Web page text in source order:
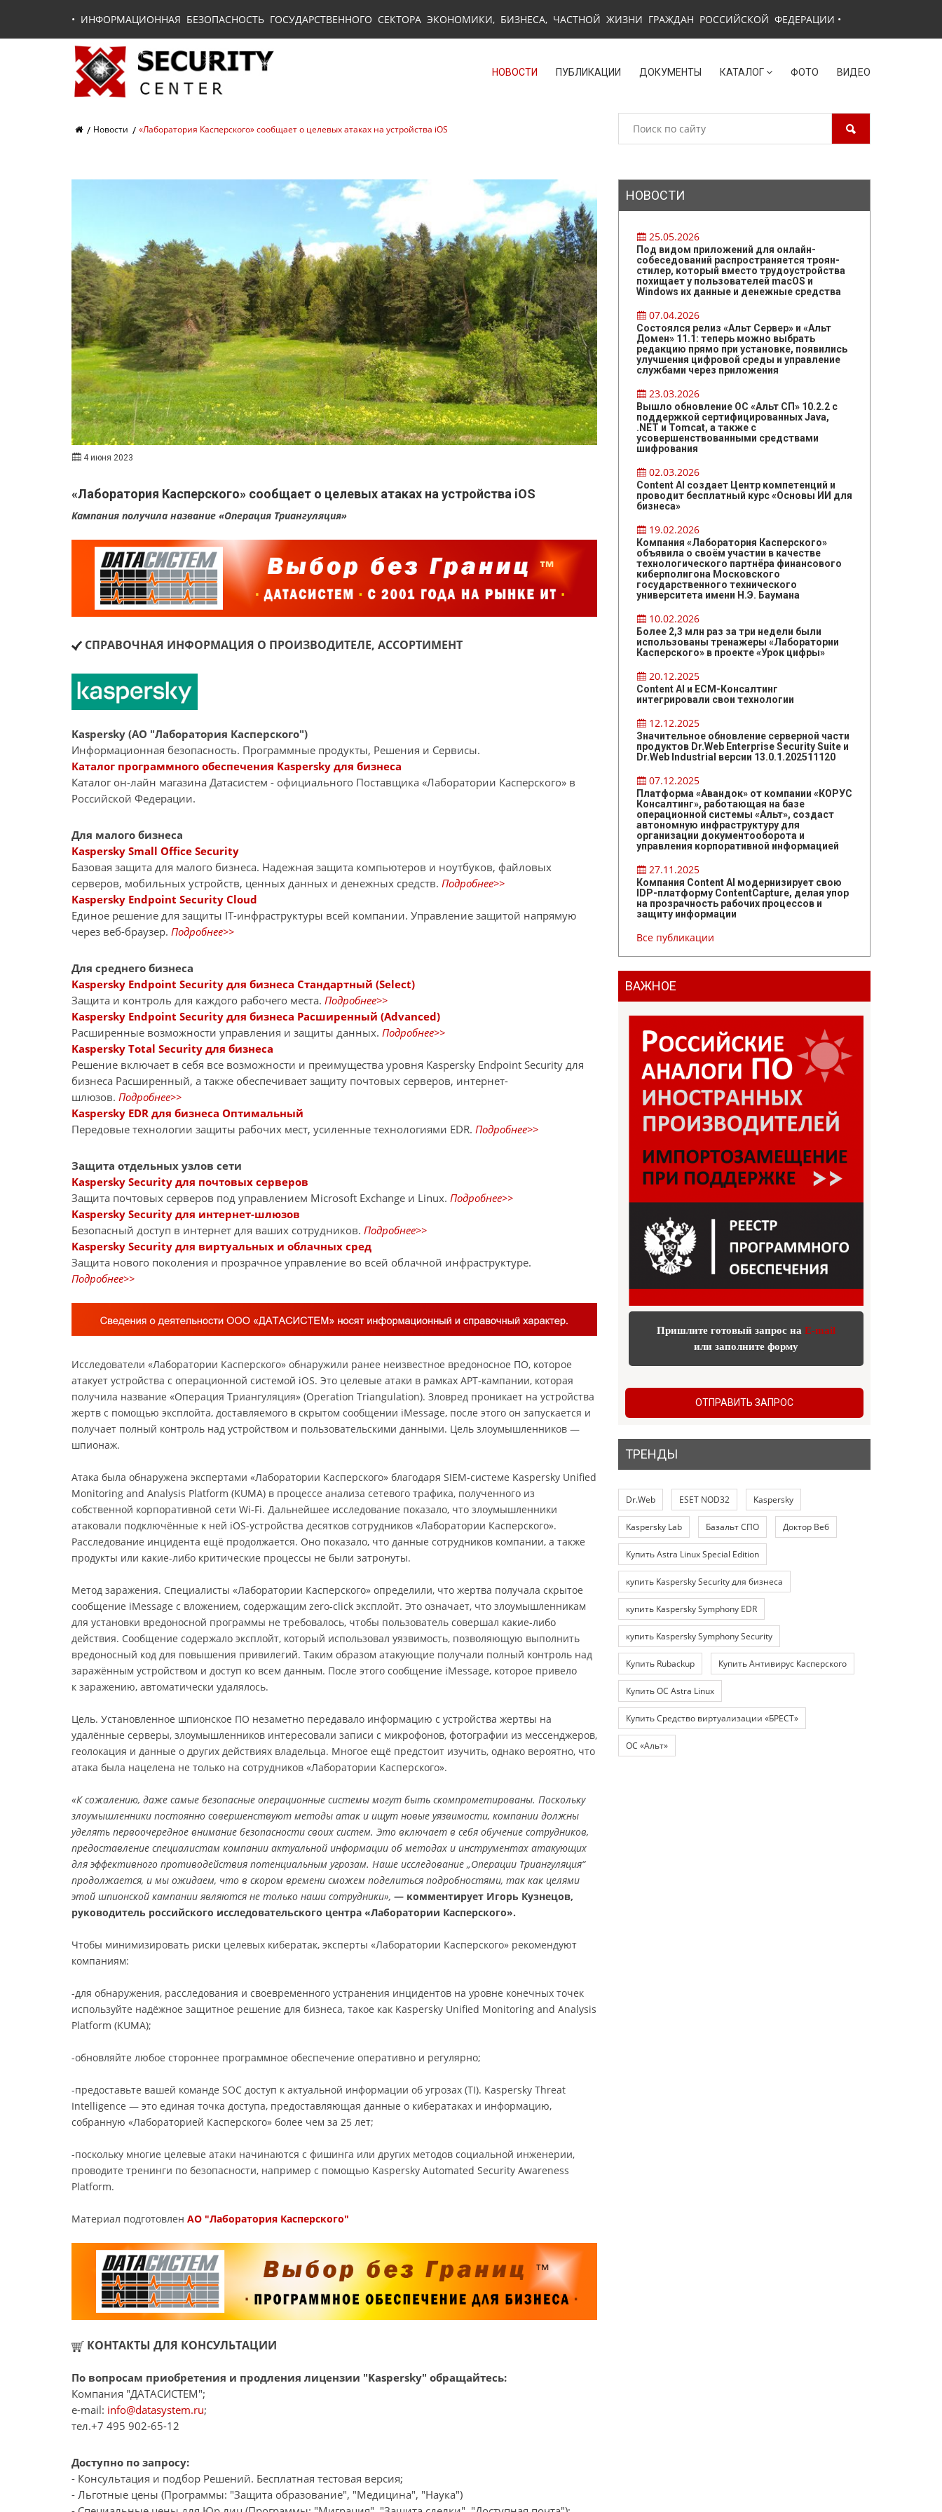
• ИНФОРМАЦИОННАЯ БЕЗОПАСНОСТЬ ГОСУДАРСТВЕННОГО СЕКТОРА ЭКОНОМИКИ, БИЗНЕСА, ЧАСТНОЙ ЖИЗНИ ГРАЖДАН РОССИЙСКОЙ ФЕДЕРАЦИИ •
НОВОСТИ ПУБЛИКАЦИИ ДОКУМЕНТЫ КАТАЛОГ ФОТО ВИДЕО
Новости «Лаборатория Касперского» сообщает о целевых атаках на устройства iOS
4 июня 2023
«Лаборатория Касперского» сообщает о целевых атаках на устройства iOS
Кампания получила название «Операция Триангуляция»
СПРАВОЧНАЯ ИНФОРМАЦИЯ О ПРОИЗВОДИТЕЛЕ, АССОРТИМЕНТ
Kaspersky (АО "Лаборатория Касперского")
Информационная безопасность. Программные продукты, Решения и Сервисы.
Каталог программного обеспечения Kaspersky для бизнеса
Каталог он-лайн магазина Датасиcтем - официального Поставщика «Лаборатории Касперского» в
Российской Федерации.
Для малого бизнеса
Kaspersky Small Office Security
Базовая защита для малого бизнеса. Надежная защита компьютеров и ноутбуков, файловых
серверов, мобильных устройств, ценных данных и денежных средств. Подробнее>>
Kaspersky Endpoint Security Cloud
Единое решение для защиты IT-инфраструктуры всей компании. Управление защитой напрямую
через веб-браузер. Подробнее>>
Для среднего бизнеса
Kaspersky Endpoint Security для бизнеса Стандартный (Select)
Защита и контроль для каждого рабочего места. Подробнее>>
Kaspersky Endpoint Security для бизнеса Расширенный (Advanced)
Расширенные возможности управления и защиты данных. Подробнее>>
Kaspersky Total Security для бизнеса
Решение включает в себя все возможности и преимущества уровня Kaspersky Endpoint Security для
бизнеса Расширенный, а также обеспечивает защиту почтовых серверов, интернет-
шлюзов. Подробнее>>
Kaspersky EDR для бизнеса Оптимальный
Передовые технологии защиты рабочих мест, усиленные технологиями EDR. Подробнее>>
Защита отдельных узлов сети
Kaspersky Security для почтовых серверов
Защита почтовых серверов под управлением Microsoft Exchange и Linux. Подробнее>>
Kaspersky Security для интернет-шлюзов
Безопасный доступ в интернет для ваших сотрудников. Подробнее>>
Kaspersky Security для виртуальных и облачных сред
Защита нового поколения и прозрачное управление во всей облачной инфраструктуре.
Подробнее>>
Исследователи «Лаборатории Касперского» обнаружили ранее неизвестное вредоносное ПО, которое
атакует устройства с операционной системой iOS. Это целевые атаки в рамках APT-кампании, которая
получила название «Операция Триангуляция» (Operation Triangulation). Зловред проникает на устройства
жертв с помощью эксплойта, доставляемого в скрытом сообщении iMessage, после этого он запускается и
получает полный контроль над устройством и пользовательскими данными. Цель злоумышленников —
шпионаж.
Атака была обнаружена экспертами «Лаборатории Касперского» благодаря SIEM-системе Kaspersky Unified
Monitoring and Analysis Platform (KUMA) в процессе анализа сетевого трафика, полученного из
собственной корпоративной сети Wi-Fi. Дальнейшее исследование показало, что злоумышленники
атаковали подключённые к ней iOS-устройства десятков сотрудников «Лаборатории Касперского».
Расследование инцидента ещё продолжается. Оно показало, что данные сотрудников компании, а также
продукты или какие-либо критические процессы не были затронуты.
Метод заражения. Специалисты «Лаборатории Касперского» определили, что жертва получала скрытое
сообщение iMessage с вложением, содержащим zero-click эксплойт. Это означает, что злоумышленникам
для установки вредоносной программы не требовалось, чтобы пользователь совершал какие-либо
действия. Сообщение содержало эксплойт, который использовал уязвимость, позволяющую выполнить
вредоносный код для повышения привилегий. Таким образом атакующие получали полный контроль над
заражённым устройством и доступ ко всем данным. После этого сообщение iMessage, которое привело
к заражению, автоматически удалялось.
Цель. Установленное шпионское ПО незаметно передавало информацию с устройства жертвы на
удалённые серверы, злоумышленников интересовали записи с микрофонов, фотографии из мессенджеров,
геолокация и данные о других действиях владельца. Многое ещё предстоит изучить, однако вероятно, что
атака была нацелена не только на сотрудников «Лаборатории Касперского».
«К сожалению, даже самые безопасные операционные системы могут быть скомпрометированы. Поскольку
злоумышленники постоянно совершенствуют методы атак и ищут новые уязвимости, компании должны
уделять первоочередное внимание безопасности своих систем. Это включает в себя обучение сотрудников,
предоставление специалистам компании актуальной информации об методах и инструментах атакующих
для эффективного противодействия потенциальным угрозам. Наше исследование „Операции Триангуляция“
продолжается, и мы ожидаем, что в скором времени сможем поделиться подробностями, так как целями
этой шпионской кампании являются не только наши сотрудники», — комментирует Игорь Кузнецов,
руководитель российского исследовательского центра «Лаборатории Касперского».
Чтобы минимизировать риски целевых кибератак, эксперты «Лаборатории Касперского» рекомендуют
компаниям:
-для обнаружения, расследования и своевременного устранения инцидентов на уровне конечных точек
используйте надёжное защитное решение для бизнеса, такое как Kaspersky Unified Monitoring and Analysis
Platform (KUMA);
-обновляйте любое стороннее программное обеспечение оперативно и регулярно;
-предоставьте вашей команде SOC доступ к актуальной информации об угрозах (TI). Kaspersky Threat
Intelligence — это единая точка доступа, предоставляющая данные о кибератаках и информацию,
собранную «Лабораторией Касперского» более чем за 25 лет;
-поскольку многие целевые атаки начинаются с фишинга или других методов социальной инженерии,
проводите тренинги по безопасности, например с помощью Kaspersky Automated Security Awareness
Platform.
Материал подготовлен АО "Лаборатория Касперского"
КОНТАКТЫ ДЛЯ КОНСУЛЬТАЦИИ
По вопросам приобретения и продления лицензии "Kaspersky" обращайтесь:
Компания "ДАТАСИСТЕМ";
e-mail: info@datasystem.ru;
тел.+7 495 902-65-12
Доступно по запросу:
- Консультация и подбор Решений. Бесплатная тестовая версия;
- Льготные цены (Программы: "Защита образование", "Медицина", "Наука")
НОВОСТИ
25.05.2026
Под видом приложений для онлайн-
собеседований распространяется троян-
стилер, который вместо трудоустройства
похищает у пользователей macOS и
Windows их данные и денежные средства
07.04.2026
Состоялся релиз «Альт Сервер» и «Альт
Домен» 11.1: теперь можно выбрать
редакцию прямо при установке, появились
улучшения цифровой среды и управление
службами через приложения
23.03.2026
Вышло обновление ОС «Альт СП» 10.2.2 с
поддержкой сертифицированных Java,
.NET и Tomcat, а также с
усовершенствованными средствами
шифрования
02.03.2026
Content AI создает Центр компетенций и
проводит бесплатный курс «Основы ИИ для
бизнеса»
19.02.2026
Компания «Лаборатория Касперского»
объявила о своём участии в качестве
технологического партнёра финансового
киберполигона Московского
государственного технического
университета имени Н.Э. Баумана
10.02.2026
Более 2,3 млн раз за три недели были
использованы тренажеры «Лаборатории
Касперского» в проекте «Урок цифры»
20.12.2025
Content AI и ЕСМ-Консалтинг
интегрировали свои технологии
12.12.2025
Значительное обновление серверной части
продуктов Dr.Web Enterprise Security Suite и
Dr.Web Industrial версии 13.0.1.202511120
07.12.2025
Платформа «Авандок» от компании «КОРУС
Консалтинг», работающая на базе
операционной системы «Альт», создаст
автономную инфраструктуру для
организации документооборота и
управления корпоративной информацией
27.11.2025
Компания Content AI модернизирует свою
IDP-платформу ContentCapture, делая упор
на прозрачность рабочих процессов и
защиту информации
Все публикации
ВАЖНОЕ
Пришлите готовый запрос на E-mail
или заполните форму
ОТПРАВИТЬ ЗАПРОС
ТРЕНДЫ
Dr.Web ESET NOD32 Kaspersky
Kaspersky Lab Базальт СПО Доктор Веб
Купить Astra Linux Special Edition
купить Kaspersky Security для бизнеса
купить Kaspersky Symphony EDR
купить Kaspersky Symphony Security
Купить Rubackup Купить Антивирус Касперского
Купить ОС Astra Linux
Купить Средство виртуализации «БРЕСТ»
ОС «Альт»